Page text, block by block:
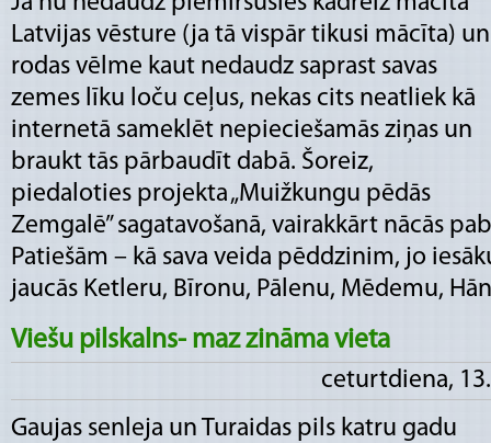
Latvijas vēsture (ja tā vispār tikusi mācīta) un
rodas vēlme kaut nedaudz saprast savas
zemes līku loču ceļus, nekas cits neatliek kā
internetā sameklēt nepieciešamās ziņas un
braukt tās pārbaudīt dabā. Šoreiz,
piedaloties projekta „Muižkungu pēdās
Zemgalē” sagatavošanā, vairakkārt nācās
Patiešām – kā sava veida pēddzinim, jo
jaucās Ketleru, Bīronu, Pālenu, Mēdemu,
Viešu pilskalns- maz zināma vieta
ceturtdiena,
Gaujas senleja un Turaidas pils katru gadu